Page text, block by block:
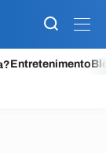
Entretenimento